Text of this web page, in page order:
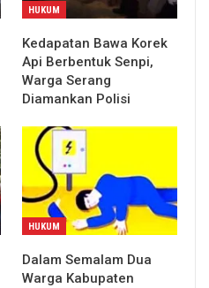
HUKUM
Kedapatan Bawa Korek
Api Berbentuk Senpi,
Warga Serang
Diamankan Polisi
HUKUM
Dalam Semalam Dua
Warga Kabupaten